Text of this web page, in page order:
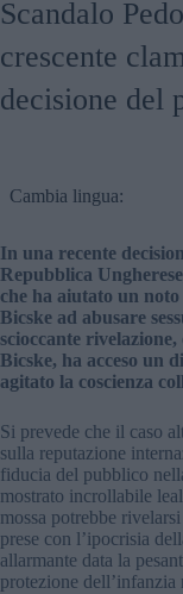
Scandalo
crescente
decisione del
Cambia lingua:
In una recente
Repubblica
che ha aiutato un
Bicske ad abusare
scioccante
Bicske, ha acceso un
agitato la coscienza
Si prevede che il caso
sulla reputazione
fiducia del pubblico
mostrato incrollabile
mossa potrebbe
prese con l’ipocrisia
allarmante data la
protezione